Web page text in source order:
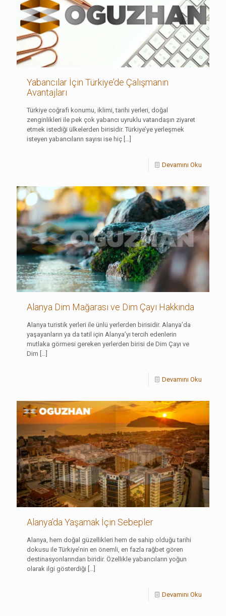
Yabancılar İçin Türkiye’de Çalışmanın
Avantajları
Türkiye coğrafi konumu, iklimi, tarihi yerleri, doğal
zenginlikleri ile pek çok yabancı uyruklu vatandaşın ziyaret
etmek istediği ülkelerden birisidir. Türkiye’ye yerleşmek
isteyen yabancıların sayısı ise hiç
Devamını Oku
Alanya Dim Mağarası ve Dim Çayı Hakkında
Alanya turistik yerleri ile ünlü yerlerden birisidir. Alanya’da
yaşayanların ya da tatil için Alanya’yı tercih edenlerin
mutlaka görmesi gereken yerlerden birisi de Dim Çayı ve
Dim […]
Devamını Oku
Alanya’da Yaşamak İçin Sebepler
Alanya, hem doğal güzellikleri hem de sahip olduğu tarihi
dokusu ile Türkiye’nin en önemli, en fazla rağbet gören
destinasyonlarından biridir. Özellikle yabancıların yoğun
olarak ilgi gösterdiği […]
Devamını Oku